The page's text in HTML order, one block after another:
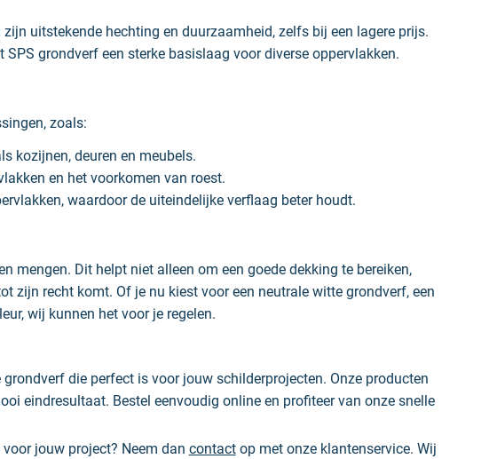
uitstekende hechting en duurzaamheid, zelfs bij een lagere prijs.
SPS grondverf een sterke basislaag voor diverse oppervlakken.
zoals:
kozijnen, deuren en meubels.
en het voorkomen van roest.
waardoor de uiteindelijke verflaag beter houdt.
mengen. Dit helpt niet alleen om een goede dekking te bereiken,
zijn recht komt. Of je nu kiest voor een neutrale witte grondverf, een
wij kunnen het voor je regelen.
die perfect is voor jouw schilderprojecten. Onze producten
eindresultaat. Bestel eenvoudig online en profiteer van onze snelle
jouw project? Neem dan contactop met onze klantenservice. Wij